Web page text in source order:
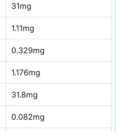
31mg
1.11mg
0.329mg
1.176mg
31.8mg
0.082mg